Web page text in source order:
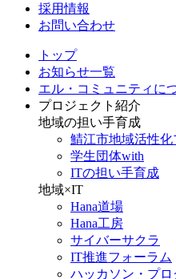
採用情報
お問い合わせ
トップ
お知らせ一覧
エル・コミュニティに
プロジェクト紹介
地域の担い手育成
鯖江市地域活性化
学生団体with
ITの担い手育成
地域×IT
Hana道場
Hana工房
サイバーサクラ
IT推進フォーラム
ハッカソン・プロ